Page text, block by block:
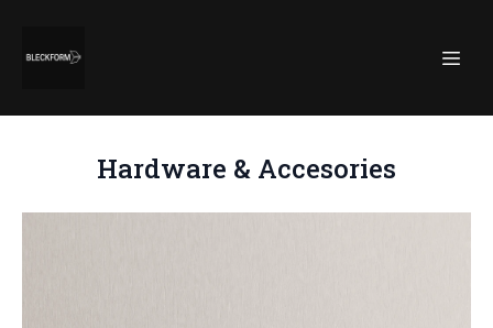
Hardware & Accesories